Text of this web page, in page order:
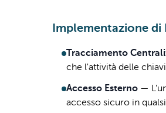
Implementazione di
Tracciamento
che l'attività delle
Accesso Esterno —
accesso sicuro in